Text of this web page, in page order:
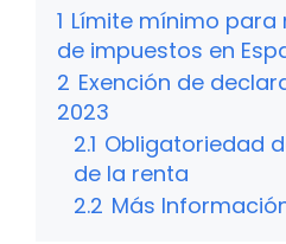
1 Límite mínimo para
de impuestos en
2 Exención de
2023
2.1 Obligatoriedad
de la renta
2.2 Más